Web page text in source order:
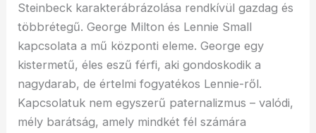
Steinbeck karakterábrázolása rendkívül gazdag és
többrétegű. George Milton és Lennie Small
kapcsolata a mű központi eleme. George egy
kistermetű, éles eszű férfi, aki gondoskodik a
nagydarab, de értelmi fogyatékos Lennie-ről.
Kapcsolatuk nem egyszerű paternalizmus – valódi,
mély barátság, amely mindkét fél számára